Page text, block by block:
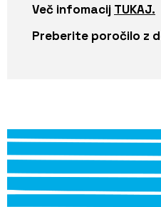
Več infomacij TUKAJ.
Preberite poročilo z